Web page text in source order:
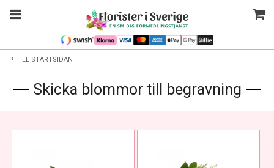
TILL STARTSIDAN
Skicka blommor till begravning